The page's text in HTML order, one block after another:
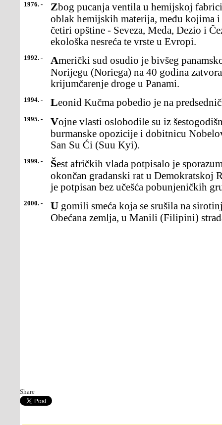
1976. - Zbog pucanja ventila u hemijskoj fabrici "Ikmeza" ublizini Milana,
oblak hemijskih materija, među kojima
četiri opštine - Seveza, Meda, Dezio i
ekološka nesreća te vrste u Evropi.
1992. - Američki sud osudio je bivšeg panamskog diktatora Manuela
Norijegu (Noriega) na 40 godina
krijumčarenje droge u Panami.
1994. - Leonid Kučma pobedio je na
1995. - Vojne vlasti oslobodile su iz šestogodišnjeg kućnogpritvora vođu
burmanske opozicije i dobitnicu
San Su Ći (Suu Kyi).
1999. - Šest afričkih vlada potpisalo je sporazum o prekiduvatre, čime je
okončan građanski rat u Demokratskoj
je potpisan bez učešća pobunjeničkih
2000. - U gomili smeća koja se srušila na sirotinjsko naselje,nazvano
Obećana zemlja, u Manili (Filipini)
Share